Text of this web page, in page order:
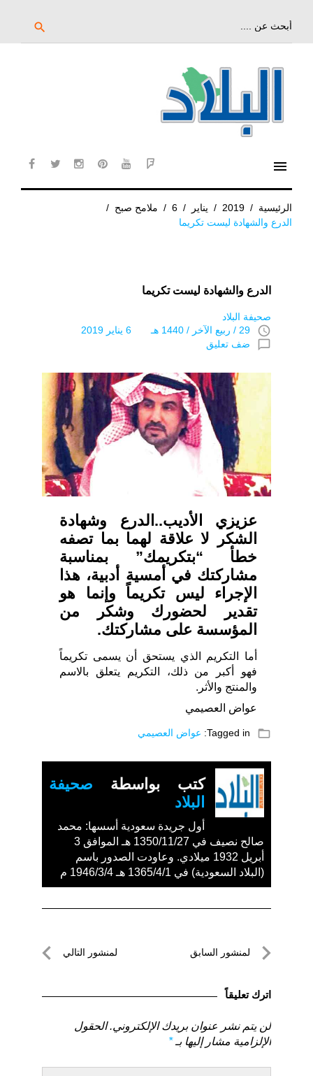
search
menu
الرئيسية /
2019
/ يناير /
6
/ ملامح صبح /
الدرع والشهادة ليست تكريما
الدرع والشهادة ليست تكريما
صحيفة البلاد
access_time 29 / ربيع الآخر / 1440 هـ 6 يناير 2019
chat_bubble_outline ضف تعليق
عزيزي الأديب..الدرع وشهادة
الشكر لا علاقة لهما بما تصفه
خطأ “بتكريمك” بمناسبة
مشاركتك في أمسية أدبية، هذا
الإجراء ليس تكريماً وإنما هو
تقدير لحضورك وشكر من
المؤسسة على مشاركتك.
أما التكريم الذي يستحق أن يسمى تكريماً
فهو أكبر من ذلك، التكريم يتعلق بالاسم
والمنتج والأثر.
عواض العصيمي
folder_open
Tagged in: عواض العصيمي
كتب بواسطة صحيفة
البلاد
أول جريدة سعودية أسسها: محمد
صالح نصيف في 1350/11/27 هـ الموافق 3
أبريل 1932 ميلادي. وعاودت الصدور باسم
(البلاد السعودية) في 1365/4/1 هـ 1946/3/4 م
تصفّحلمنشور السابق
السابق
لمنشور التالي
اترك تعليقاً
لن يتم نشر عنوان بريدك الإلكتروني. الحقول
الإلزامية مشار إليها بـ*